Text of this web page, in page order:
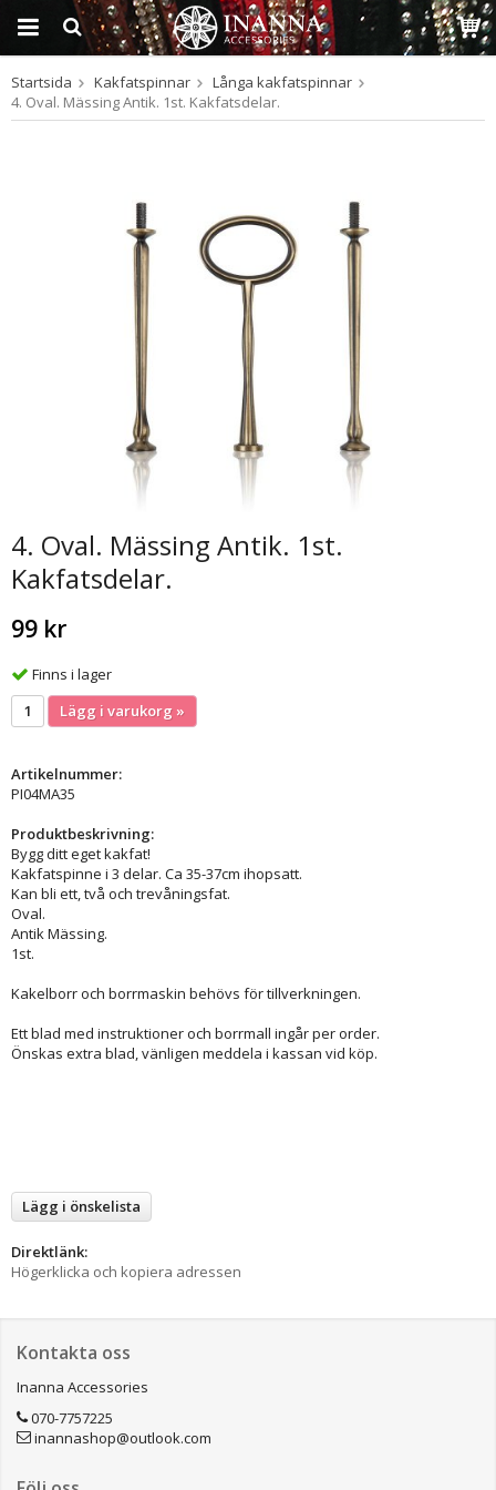
Produkten har blivit
tillagd i varukorgen
Startsida Kakfatspinnar
Långa kakfatspinnar
4. Oval. Mässing Antik. 1st. Kakfatsdelar.
4. Oval. Mässing Antik. 1st.
Kakfatsdelar.
99 kr
Finns i lager
Lägg i varukorg »
Artikelnummer:
PI04MA35
Produktbeskrivning:
Bygg ditt eget kakfat!
Kakfatspinne i 3 delar. Ca 35-37cm ihopsatt.
Kan bli ett, två och trevåningsfat.
Oval.
Antik Mässing.
1st.
Kakelborr och borrmaskin behövs för tillverkningen.
Ett blad med instruktioner och borrmall ingår per order.
Önskas extra blad, vänligen meddela i kassan vid köp.
Lägg i önskelista
Direktlänk:
Högerklicka och kopiera adressen
Kontakta oss
Inanna Accessories
070-7757225
inannashop@outlook.com